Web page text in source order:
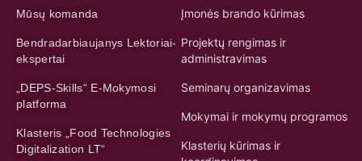
Mūsų komanda
Bendradarbiaujanys Lektoriai-
ekspertai
„DEPS-Skills“ E-Mokymosi
platforma
Klasteris „Food Technologies
Digitalization LT“
Įmonės brando kūrimas
Projektų rengimas ir
administravimas
Seminarų organizavimas
Mokymai ir mokymų programos
Klasterių kūrimas ir